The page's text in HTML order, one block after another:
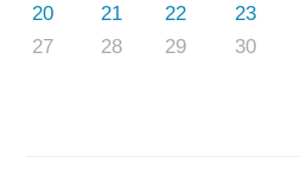
20
21 22 23
27
28 29 30